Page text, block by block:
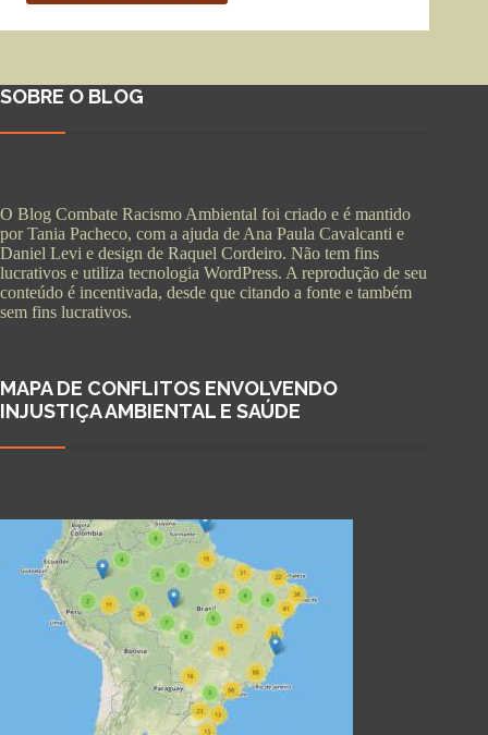
SOBRE O BLOG
O Blog Combate Racismo Ambiental foi criado e é mantido
por Tania Pacheco, com a ajuda de Ana Paula Cavalcanti e
Daniel Levi e design de Raquel Cordeiro. Não tem fins
lucrativos e utiliza tecnologia WordPress. A reprodução de seu
conteúdo é incentivada, desde que citando a fonte e também
sem fins lucrativos.
MAPA DE CONFLITOS ENVOLVENDO
INJUSTIÇA AMBIENTAL E SAÚDE